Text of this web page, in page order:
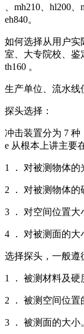
、mh210、hl200
eh840。
如何选择从用户实
室、大专院校、鉴
th160 。
生产单位、流水线
探头选择：
冲击装置分为 7 种
e 从根本上讲主要
1 ． 对被测物体的
2 ． 对被测物体的
3 ． 对空间位置大
4 ． 对被测面的大
选择探头，一般遵
1 ． 被测材料及硬
2 ． 被测空间位置
3 ． 被测面的大小